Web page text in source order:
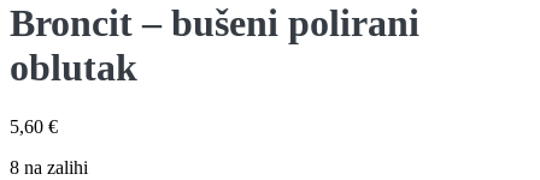
Broncit – bušeni polirani
oblutak
5,60 €
8 na zalihi